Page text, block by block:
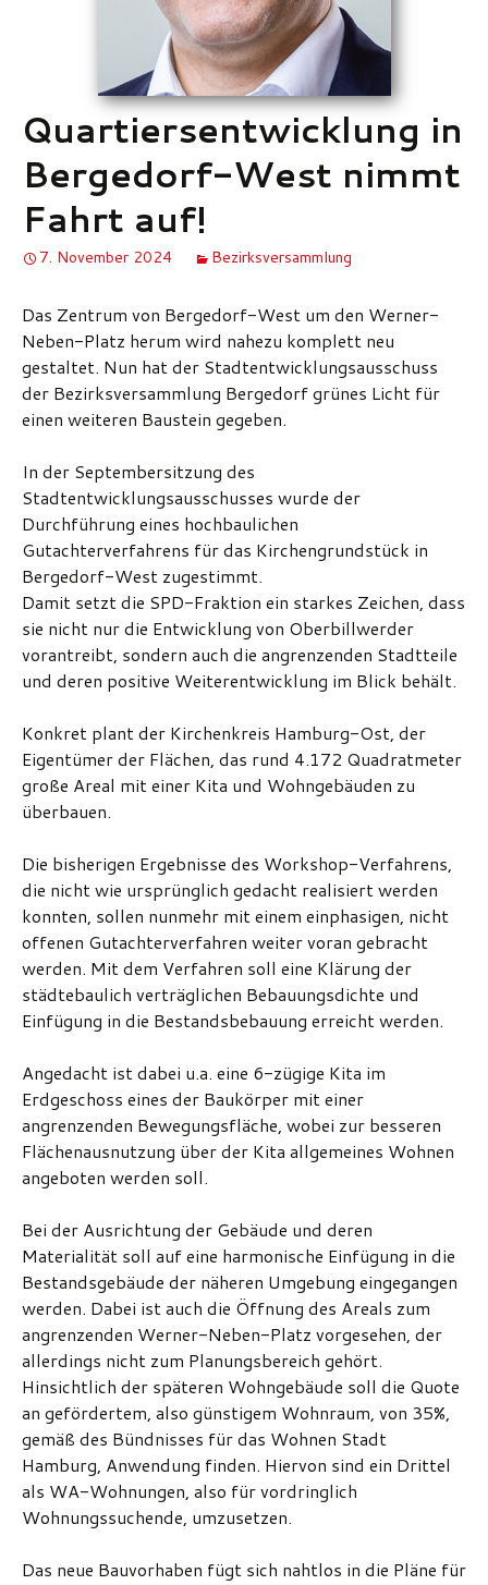
Quartiersentwicklung in
Bergedorf-West nimmt
Fahrt auf!
7. November 2024 Bezirksversammlung
Das Zentrum von Bergedorf-West um den Werner-
Neben-Platz herum wird nahezu komplett neu
gestaltet. Nun hat der Stadtentwicklungsausschuss
der Bezirksversammlung Bergedorf grünes Licht für
einen weiteren Baustein gegeben.
In der Septembersitzung des
Stadtentwicklungsausschusses wurde der
Durchführung eines hochbaulichen
Gutachterverfahrens für das Kirchengrundstück in
Bergedorf-West zugestimmt.
Damit setzt die SPD-Fraktion ein starkes Zeichen, dass
sie nicht nur die Entwicklung von Oberbillwerder
vorantreibt, sondern auch die angrenzenden Stadtteile
und deren positive Weiterentwicklung im Blick behält.
Konkret plant der Kirchenkreis Hamburg-Ost, der
Eigentümer der Flächen, das rund 4.172 Quadratmeter
große Areal mit einer Kita und Wohngebäuden zu
überbauen.
Die bisherigen Ergebnisse des Workshop-Verfahrens,
die nicht wie ursprünglich gedacht realisiert werden
konnten, sollen nunmehr mit einem einphasigen, nicht
offenen Gutachterverfahren weiter voran gebracht
werden. Mit dem Verfahren soll eine Klärung der
städtebaulich verträglichen Bebauungsdichte und
Einfügung in die Bestandsbebauung erreicht werden.
Angedacht ist dabei u.a. eine 6-zügige Kita im
Erdgeschoss eines der Baukörper mit einer
angrenzenden Bewegungsfläche, wobei zur besseren
Flächenausnutzung über der Kita allgemeines Wohnen
angeboten werden soll.
Bei der Ausrichtung der Gebäude und deren
Materialität soll auf eine harmonische Einfügung in die
Bestandsgebäude der näheren Umgebung eingegangen
werden. Dabei ist auch die Öffnung des Areals zum
angrenzenden Werner-Neben-Platz vorgesehen, der
allerdings nicht zum Planungsbereich gehört.
Hinsichtlich der späteren Wohngebäude soll die Quote
an gefördertem, also günstigem Wohnraum, von 35%,
gemäß des Bündnisses für das Wohnen Stadt
Hamburg, Anwendung finden. Hiervon sind ein Drittel
als WA-Wohnungen, also für vordringlich
Wohnungssuchende, umzusetzen.
Das neue Bauvorhaben fügt sich nahtlos in die Pläne für